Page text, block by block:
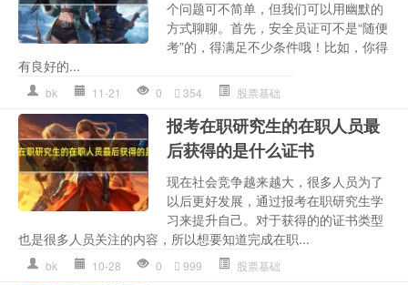
个问题可不简单，但我们可以用幽默的
方式聊聊。首先，安全员证可不是“随便
考”的，得满足不少条件哦！比如，你得
有良好的...
bk 11-21 0 354 股票基础
报考在职研究生的在职人员最
后获得的是什么证书
现在社会竞争越来越大，很多人员为了
以后更好发展，通过报考在职研究生学
习来提升自己。对于获得的的证书类型
也是很多人员关注的内容，所以想要知道完成在职...
bk 10-28 0 999 股票基础